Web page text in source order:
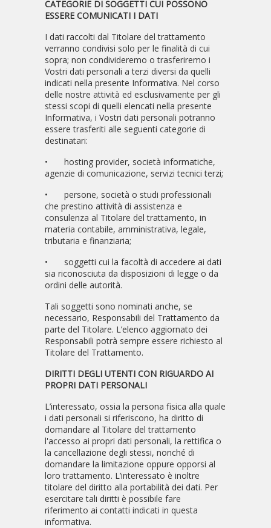
CATEGORIE DI SOGGETTI CUI POSSONO
ESSERE COMUNICATI I DATI
I dati raccolti dal Titolare del trattamento
verranno condivisi solo per le finalità di cui
sopra; non condivideremo o trasferiremo i
Vostri dati personali a terzi diversi da quelli
indicati nella presente Informativa. Nel corso
delle nostre attività ed esclusivamente per gli
stessi scopi di quelli elencati nella presente
Informativa, i Vostri dati personali potranno
essere trasferiti alle seguenti categorie di
destinatari:
•
hosting provider, società informatiche,
agenzie di comunicazione, servizi tecnici terzi;
•
persone, società o studi professionali
che prestino attività di assistenza e
consulenza al Titolare del trattamento, in
materia contabile, amministrativa, legale,
tributaria e finanziaria;
•
soggetti cui la facoltà di accedere ai dati
sia riconosciuta da disposizioni di legge o da
ordini delle autorità.
Tali soggetti sono nominati anche, se
necessario, Responsabili del Trattamento da
parte del Titolare. L’elenco aggiornato dei
Responsabili potrà sempre essere richiesto al
Titolare del Trattamento.
DIRITTI DEGLI UTENTI CON RIGUARDO AI
PROPRI DATI PERSONALI
L’interessato, ossia la persona fisica alla quale
i dati personali si riferiscono, ha diritto di
domandare al Titolare del trattamento
l'accesso ai propri dati personali, la rettifica o
la cancellazione degli stessi, nonché di
domandare la limitazione oppure opporsi al
loro trattamento. L’interessato è inoltre
titolare del diritto alla portabilità dei dati. Per
esercitare tali diritti è possibile fare
riferimento ai contatti indicati in questa
informativa.